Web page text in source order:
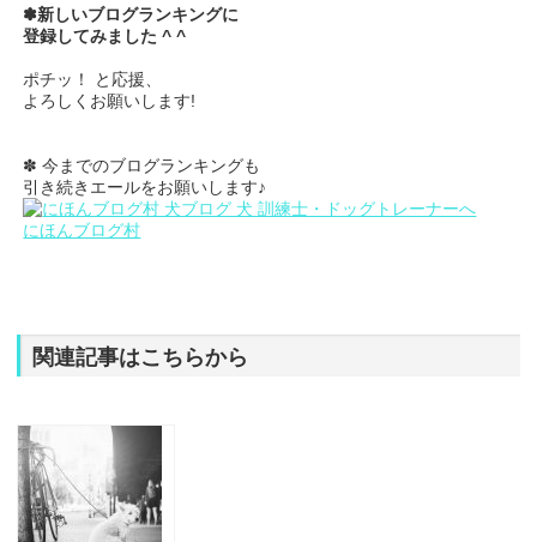
✽新しいブログランキングに
登録してみました ^ ^
ポチッ！ と応援、
よろしくお願いします!
✽ 今までのブログランキングも
引き続きエールをお願いします♪
にほんブログ村
関連記事はこちらから